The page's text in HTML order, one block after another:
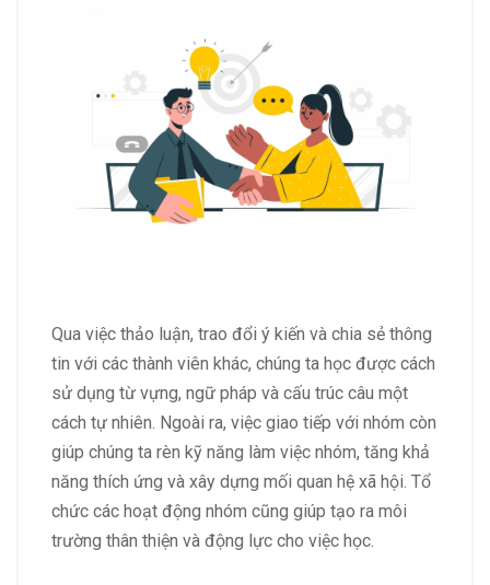
Qua việc thảo luận, trao đổi ý kiến và chia sẻ thông
tin với các thành viên khác, chúng ta học được cách
sử dụng từ vựng, ngữ pháp và cấu trúc câu một
cách tự nhiên. Ngoài ra, việc giao tiếp với nhóm còn
giúp chúng ta rèn kỹ năng làm việc nhóm, tăng khả
năng thích ứng và xây dựng mối quan hệ xã hội. Tổ
chức các hoạt động nhóm cũng giúp tạo ra môi
trường thân thiện và động lực cho việc học.